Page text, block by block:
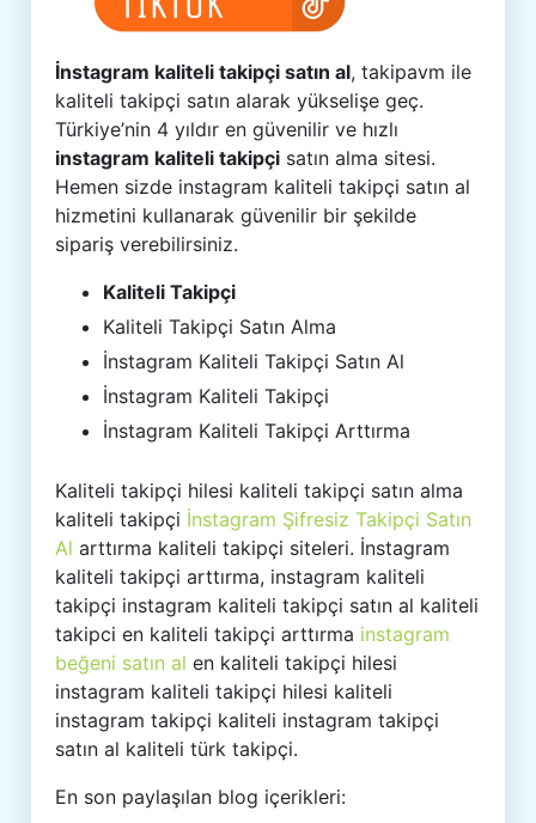
İnstagram kaliteli takipçi satın al, takipavm ile
kaliteli takipçi satın alarak yükselişe geç.
Türkiye’nin 4 yıldır en güvenilir ve hızlı
instagram kaliteli takipçi satın alma sitesi.
Hemen sizde instagram kaliteli takipçi satın al
hizmetini kullanarak güvenilir bir şekilde
sipariş verebilirsiniz.
Kaliteli Takipçi
Kaliteli Takipçi Satın Alma
İnstagram Kaliteli Takipçi Satın Al
İnstagram Kaliteli Takipçi
İnstagram Kaliteli Takipçi Arttırma
Kaliteli takipçi hilesi kaliteli takipçi satın alma
kaliteli takipçi İnstagram Şifresiz Takipçi Satın
Al arttırma kaliteli takipçi siteleri. İnstagram
kaliteli takipçi arttırma, instagram kaliteli
takipçi instagram kaliteli takipçi satın al kaliteli
takipci en kaliteli takipçi arttırma instagram
beğeni satın al en kaliteli takipçi hilesi
instagram kaliteli takipçi hilesi kaliteli
instagram takipçi kaliteli instagram takipçi
satın al kaliteli türk takipçi.
En son paylaşılan blog içerikleri: